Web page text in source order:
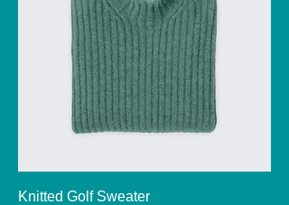
Knitted Golf Sweater